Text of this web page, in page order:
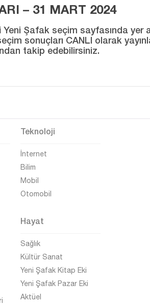
– 31 MART 2024
Şafak seçim sayfasında yer
sonuçları CANLI olarak
takip edebilirsiniz.
Teknoloji
İnternet
Bilim
Mobil
Otomobil
Hayat
Sağlık
Kültür Sanat
Yeni Şafak Kitap Eki
Yeni Şafak Pazar Eki
Aktüel